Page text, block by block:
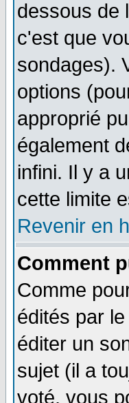
dessous de
c'est que
sondages).
options
approprié
également
infini. Il y a
cette limite
Revenir en
Comment
Comme
édités par
éditer un
sujet (il a
voté, vous